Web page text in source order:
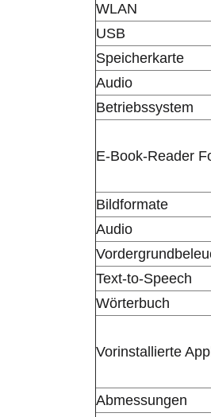
WLAN
USB
Speicherkarte
Audio
Betriebssystem
E-Book-Reader
Bildformate
Audio
Text-to-Speech
Wörterbuch
Vorinstallierte
Abmessungen